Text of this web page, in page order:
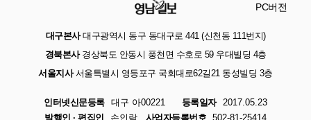
PC버전
대구본사대구광역시 동구 동대구로 441 (신천동 111번지)
경북본사경상북도 안동시 풍천면 수호로 59 우대빌딩 4층
서울지사서울특별시 영등포구 국회대로62길21 동성빌딩 3층
인터넷신문등록 대구 아00221 등록일자
2017.05.23
발행인 · 편집인
손인락 사업자등록번호 502-81-25414